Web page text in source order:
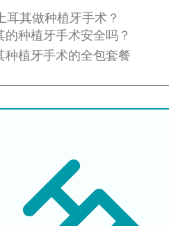
耳其做种植牙手术？
的种植牙手术安全吗？
种植牙手术的全包套餐